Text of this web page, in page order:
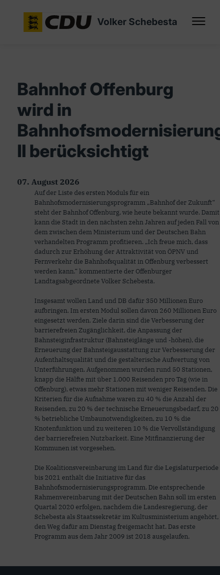
Volker Schebesta
Bahnhof Offenburg
wird in
II berücksichtigt
07. August 2026
Auf der Liste des ersten Moduls für ein
Bahnhofsmodernisierungsprogramm „Bahnhof der Zukunft“
steht der Bahnhof Offenburg, wie heute bekannt wurde. Damit
kann die Stadt in den nächsten zehn Jahren auf jeden Fall von
dem zwischen dem Ministerium und der Deutschen Bahn
verhandelten Programm profitieren. „Ich freue mich, dass
dadurch zur Erhöhung der Attraktivität von ÖPNV und
Fernverkehr die Bahnhofsqualität in Offenburg verbessert
werden kann.“ kommentierte der Offenburger
Landtagsabgeordnete Volker Schebesta.
Insgesamt wollen Land und DB dafür 350 Millionen Euro
aufbringen. Im ersten Modul sollen davon 260 Millionen Euro
eingesetzt werden. Ziele darin sind die Verbesserung der
barrierefreien Zugänglichkeit, die Anpassung der
Bahnsteiginfrastruktur (Bahnsteiglänge und -höhen), die
Erneuerung der Bahnsteigausstattung zur Verbesserung der
Aufenthaltsqualität und die gestalterische Aufwertung von
Unterführungen. Aufgenommen wurden rund 50 Stationen,
knapp die Hälfte mit über 1.000 Reisenden pro Tag (wie in
Offenburg), etwas mehr Stationen mit weniger Reisenden. Die
Kriterien für die Aufnahme waren zu 40 % die Anzahl der
Reisenden, zu 20 % der technische Erneuerungsbedarf, zu 20
% betriebliche Umbaunotwendigkeiten, zu 10 % die
Knotenfunktion und zu weiteren 10 % die Vervollständigung
der barrierefreien Nutzbarkeit. Eine Mitfinanzierung der
Kommunen ist vorgesehen.
Die Koalitionsvereinbarung im Land für die Legislaturperiode
bis 2021 enthält die Initiative für das
Bahnhofsmodernisierungsprogramm. Die entsprechende
Rahmenvereinbarung mit der Deutschen Bahn soll im ersten
Quartal 2020 erfolgen, nachdem die Landesregierung, der
Schebesta als Staatssekretär im Kultusministerium angehört,
den Weg dafür am Dienstag freigemacht hat. Das erste
Programm aus dem Jahr 2009 ist 2018 ausgelaufen.